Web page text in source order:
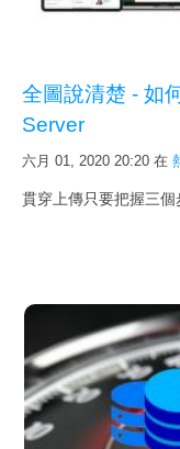
全圖說清楚 - 如
Server
六月 01, 2020 20:20 在
貫穿上傳只要把握三個